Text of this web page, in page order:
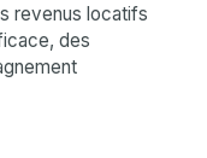
revenus locatifs
des